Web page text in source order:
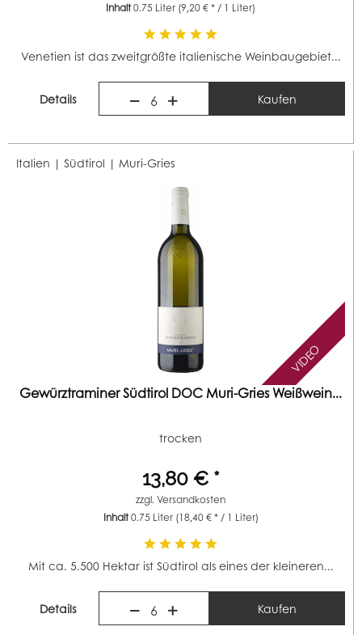
Inhalt0.75 Liter (9,20 € * / 1 Liter)
Venetien ist das zweitgrößte italienische Weinbaugebiet...
Details 6 Kaufen
Italien | Südtirol |Muri-Gries
VIDEO
Gewürztraminer Südtirol DOC Muri-Gries Weißwein...
trocken
13,80 € *
zzgl.Versandkosten
Inhalt0.75 Liter (18,40 € * / 1 Liter)
Mit ca. 5.500 Hektar ist Südtirol als eines der kleineren...
Details 6 Kaufen